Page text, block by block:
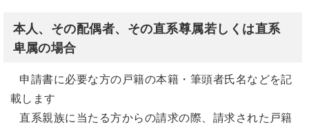
本人、その配偶者、その直系尊属若しくは直系
卑属の場合
申請書に必要な方の戸籍の本籍・筆頭者氏名などを記
載します
直系親族に当たる方からの請求の際、請求された戸籍